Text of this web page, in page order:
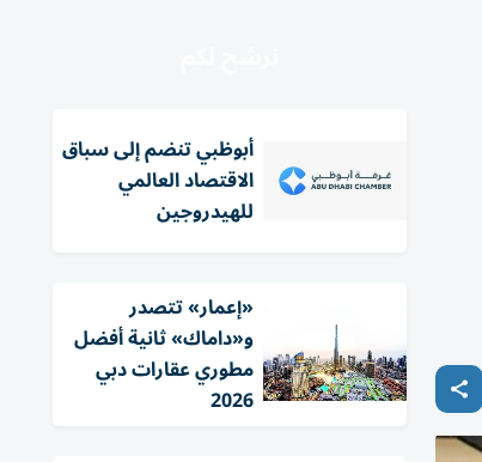
أبوظبي تنضم إلى سباق
الاقتصاد العالمي
للهيدروجين
«إعمار» تتصدر
و«داماك» ثانية أفضل
مطوري عقارات دبي
2026